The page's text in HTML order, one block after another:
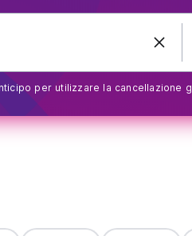
per utilizzare la cancellazione